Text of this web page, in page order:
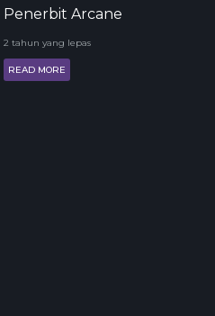
Penerbit Arcane
2 tahun yang lepas
READ MORE